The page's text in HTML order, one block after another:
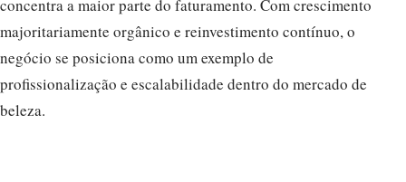
concentra a maior parte do faturamento. Com crescimento
majoritariamente orgânico e reinvestimento contínuo, o
negócio se posiciona como um exemplo de
profissionalização e escalabilidade dentro do mercado de
beleza.